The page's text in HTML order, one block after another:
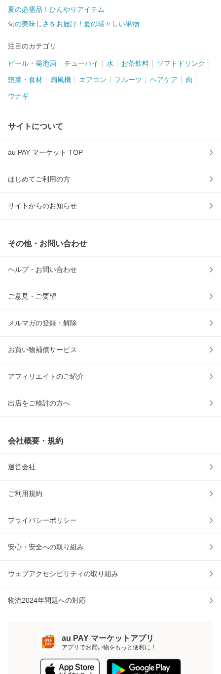
夏の必需品！ひんやりアイテム
旬の美味しさをお届け！夏の瑞々しい果物
注目のカテゴリ
ビール・発泡酒 チューハイ 水 お茶飲料 ソフトドリンク
惣菜・食材 扇風機 エアコン フルーツ ヘアケア 肉
ウナギ
サイトについて
au PAY マーケット TOP
はじめてご利用の方
サイトからのお知らせ
その他・お問い合わせ
ヘルプ・お問い合わせ
ご意見・ご要望
メルマガの登録・解除
お買い物補償サービス
アフィリエイトのご紹介
出店をご検討の方へ
会社概要・規約
運営会社
ご利用規約
プライバシーポリシー
安心・安全への取り組み
ウェブアクセシビリティの取り組み
物流2024年問題への対応
au PAY マーケットアプリ
アプリでお買い物をもっと便利に！